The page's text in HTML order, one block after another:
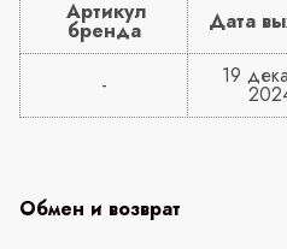
Артикул
бренда Дата
-
19
Обмен и возврат